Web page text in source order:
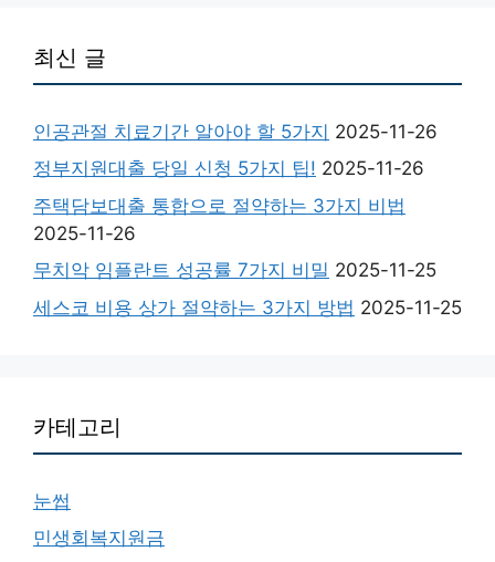
최신 글
인공관절 치료기간 알아야 할 5가지 2025-11-26
정부지원대출 당일 신청 5가지 팁! 2025-11-26
주택담보대출 통합으로 절약하는 3가지 비법
2025-11-26
무치악 임플란트 성공률 7가지 비밀 2025-11-25
세스코 비용 상가 절약하는 3가지 방법 2025-11-25
카테고리
눈썹
민생회복지원금